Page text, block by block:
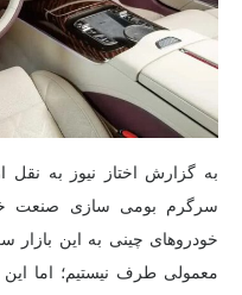
به گزارش اختاز نیوز به نقل
سرگرم بومی سازی صنعت
خودروهای چینی به این بازار
معمولی طرف نیستیم؛ اما